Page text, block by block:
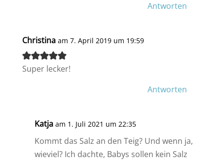
Antworten
Christina am 7. April 2019 um 19:59
Super lecker!
Antworten
Katja am 1. Juli 2021 um 22:35
Kommt das Salz an den Teig? Und wenn ja,
wieviel? Ich dachte, Babys sollen kein Salz